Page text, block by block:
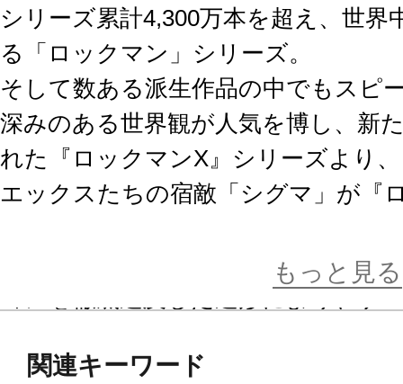
シリーズ累計4,300万本を超え、世界
る「ロックマン」シリーズ。
そして数ある派生作品の中でもスピ
深みのある世界観が人気を博し、新
れた『ロックマンX』シリーズより、
エックスたちの宿敵「シグマ」が『
CAD設計による精密な可動設計と設
3種の表情パーツやマント、ハンド
もっと見る
関連キーワード